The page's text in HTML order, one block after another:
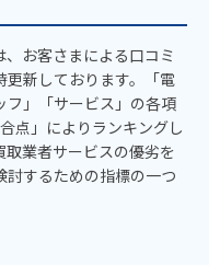
お客さまによる口コミ
新しております。「電
フ」「サービス」の各項
点」によりランキングし
業者サービスの優劣を
するための指標の一つ